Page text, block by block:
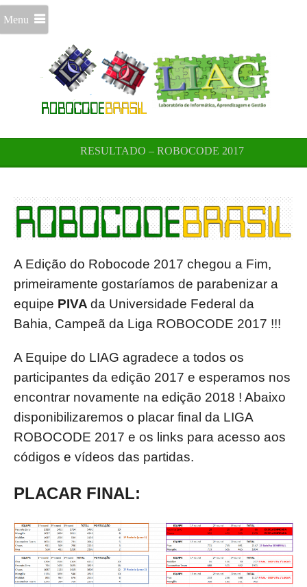
Menu
RESULTADO – ROBOCODE 2017
A Edição do Robocode 2017 chegou a Fim,
primeiramente gostaríamos de parabenizar a
equipe PIVA da Universidade Federal da
Bahia, Campeã da Liga ROBOCODE 2017 !!!
A Equipe do LIAG agradece a todos os
participantes da edição 2017 e esperamos nos
encontrar novamente na edição 2018 ! Abaixo
disponibilizaremos o placar final da LIGA
ROBOCODE 2017 e os links para acesso aos
códigos e vídeos das partidas.
PLACAR FINAL: